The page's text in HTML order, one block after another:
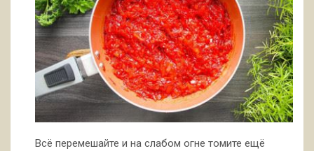
Всё перемешайте и на слабом огне томите ещё